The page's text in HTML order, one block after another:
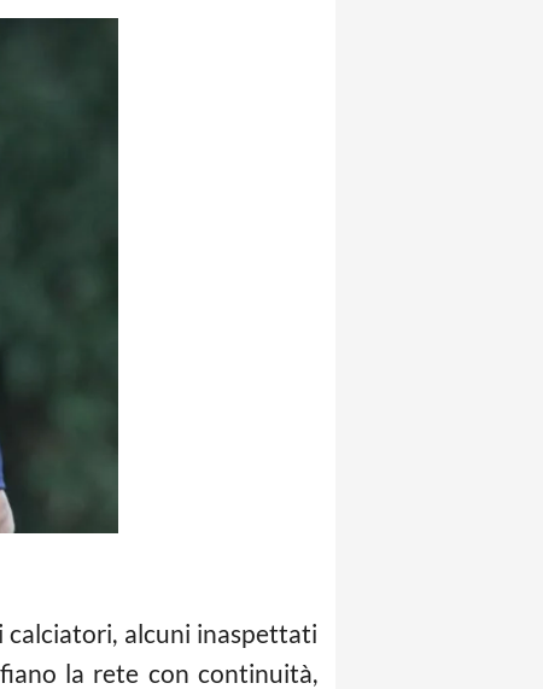
calciatori, alcuni inaspettati
la rete con continuità,